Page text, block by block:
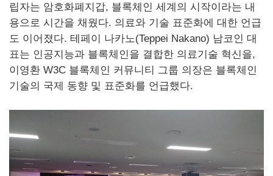
립자는 암호화폐지갑, 블록체인 세계의 시작이라는 내
용으로 시간을 채웠다. 의료와 기술 표준화에 대한 언급
도 이어졌다. 테페이 나카노(Teppei Nakano) 남코인 대
표는 인공지능과 블록체인을 결합한 의료기술 혁신을,
이영환 W3C 블록체인 커뮤니티 그룹 의장은 블록체인
기술의 국제 동향 및 표준화를 언급했다.